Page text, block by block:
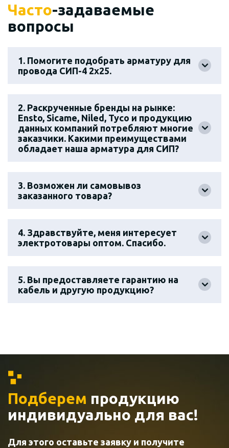
Часто-задаваемые
вопросы
1. Помогите подобрать арматуру для
провода СИП-4 2х25.
2. Раскрученные бренды на рынке:
Ensto, Sicame, Niled, Tyco и продукцию
данных компаний потребляют многие
заказчики. Какими преимуществами
обладает наша арматура для СИП?
3. Возможен ли самовывоз
заказанного товара?
4. Здравствуйте, меня интересует
электротовары оптом. Спасибо.
5. Вы предоставляете гарантию на
кабель и другую продукцию?
Подберем продукцию
индивидуально для вас!
Для этого оставьте заявку и получите